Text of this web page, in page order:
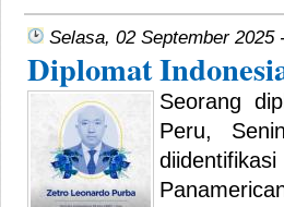
Selasa, 02 September 2025
Diplomat
Seorang
Peru,